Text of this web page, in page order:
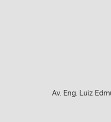
Av. Eng. Luiz